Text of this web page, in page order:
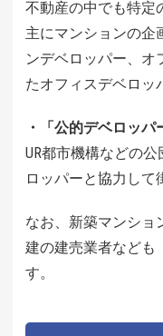
不動産の中でも特定
主にマンションの企
ンデベロッパー、オ
たオフィスデベロッ
・「公的デベロッパ
UR都市機構などの
ロッパーと協力して
なお、新築マンショ
建の建売業者なども
す。